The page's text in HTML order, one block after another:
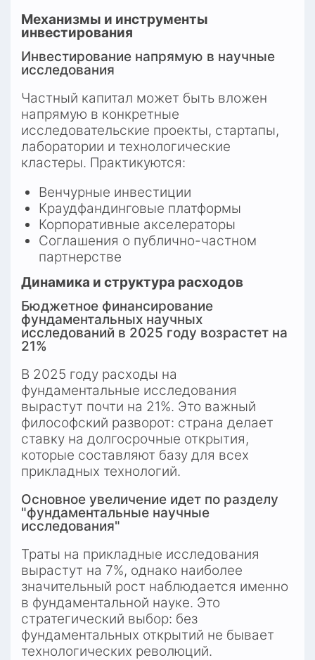
Механизмы и инструменты
инвестирования
Инвестирование напрямую в научные
исследования
Частный капитал может быть вложен
напрямую в конкретные
исследовательские проекты, стартапы,
лаборатории и технологические
кластеры. Практикуются:
Венчурные инвестиции
Краудфандинговые платформы
Корпоративные акселераторы
Соглашения о публично-частном
партнерстве
Динамика и структура расходов
Бюджетное финансирование
фундаментальных научных
исследований в 2025 году возрастет на
21%
В 2025 году расходы на
фундаментальные исследования
вырастут почти на 21%. Это важный
философский разворот: страна делает
ставку на долгосрочные открытия,
которые составляют базу для всех
прикладных технологий.
Основное увеличение идет по разделу
"фундаментальные научные
исследования"
Траты на прикладные исследования
вырастут на 7%, однако наиболее
значительный рост наблюдается именно
в фундаментальной науке. Это
стратегический выбор: без
фундаментальных открытий не бывает
технологических революций.